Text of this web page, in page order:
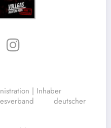
| Inhaber
deutscher